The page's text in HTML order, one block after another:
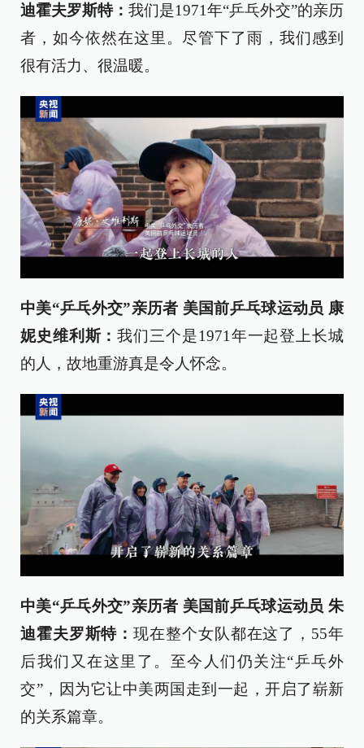
迪霍夫罗斯特： 我们是1971年“乒乓外交”的亲历
者，如今依然在这里。尽管下了雨，我们感到
很有活力、很温暖。
中美“乒乓外交”亲历者 美国前乒乓球运动员 康
妮史维利斯：我们三个是1971年一起登上长城
的人，故地重游真是令人怀念。
中美“乒乓外交”亲历者 美国前乒乓球运动员 朱
迪霍夫罗斯特：现在整个女队都在这了，55年
后我们又在这里了。至今人们仍关注“乒乓外
交”，因为它让中美两国走到一起，开启了崭新
的关系篇章。